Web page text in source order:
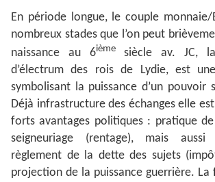
En période longue, le couple
nombreux stades que l’on peut
naissance au 6ièmesiècle av. JC,
d’électrum des rois de Lydie, est
symbolisant la puissance d’un pouvoir
Déjà infrastructure des échanges elle
forts avantages politiques : pratique
seigneuriage (rentage), mais
règlement de la dette des sujets
projection de la puissance guerrière.